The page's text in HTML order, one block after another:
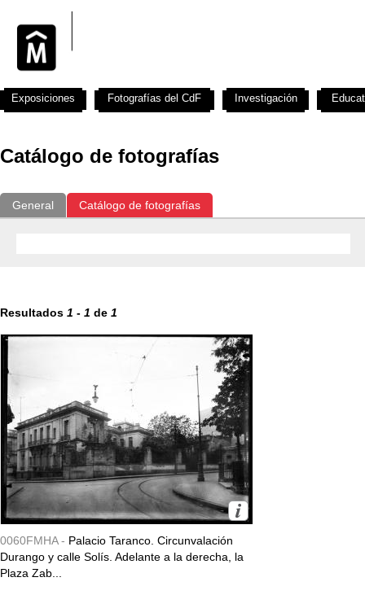
Catálogo de fotografías
General Catálogo de fotografías
Resultados 1 - 1 de 1
0060FMHA - Palacio Taranco. Circunvalación
Durango y calle Solís. Adelante a la derecha, la
Plaza Zab...
Exposiciones Fotografías del CdF Investigación